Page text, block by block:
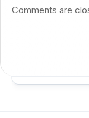
Comments are